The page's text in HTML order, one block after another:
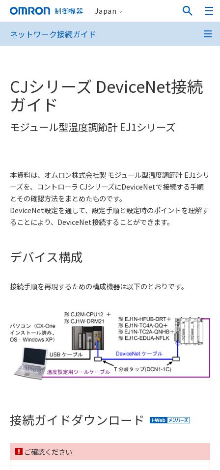
制御機器 Japan
ネットワーク接続ガイド
CJシリーズ DeviceNet接続
ガイド
モジュール型温度調節計 EJ1シリーズ
本資料は、オムロン株式会社製 モジュール型温度調節計 EJ1シリ
ーズを、コントローラ CJシリーズにDeviceNetで接続する手順
とその確認方法をまとめたものです。
DeviceNet設定を通して、設定手順と設定時のポイントを理解す
ることにより、DeviceNet接続することができます。
デバイス構成
接続手順を再現するための構成機器は以下のとおりです。
接続ガイドダウンロード
ご確認ください